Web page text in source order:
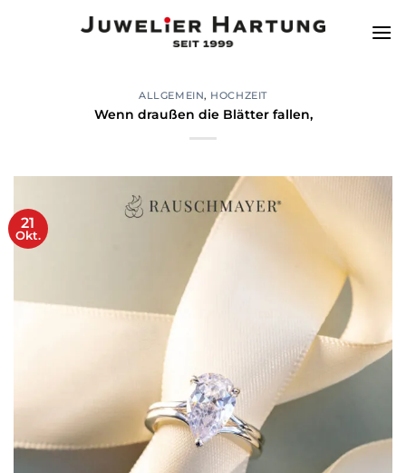
ALLGEMEIN, HOCHZEIT
Wenn draußen die Blätter fallen,
21
Okt.